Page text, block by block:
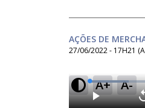
AÇÕES DE
27/06/2022 - 17H21
A+ A-
P
L
o
d